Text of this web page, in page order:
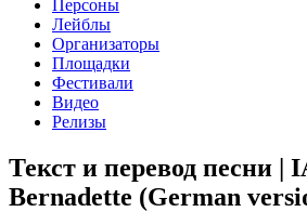
Персоны
Лейблы
Организаторы
Площадки
Фестивали
Видео
Релизы
Текст и перевод песни
Bernadette (German